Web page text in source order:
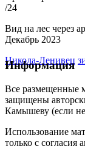
/24
Вид на лес через
Декабрь 2023
Никола-Ленивец
Информация
Все размещенные
защищены
Камышеву (если не
Использование
только с согласия